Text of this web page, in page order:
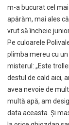
m-a bucurat cel
apărăm, mai ales
vrut să încheie
Pe culoarele
plimba mereu cu
misterul: „Este
destul de cald aici,
avea nevoie de
multă apă, am
data aceasta. Și